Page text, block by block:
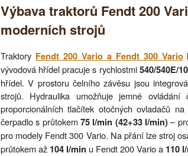
Výbava traktorů Fendt 200
moderních strojů
Traktory Fendt 200 Vario a Fendt 300 Vario
vývodová hřídel pracuje s rychlostmi540/540E/
hřídel. V prostoru čelního závěsu jsou
strojů. Hydraulika umožňuje jemné
proporcionálních tlačítek otočných ovladačů
čerpadlo s průtokem75 l/min (42+33 l/min)–
pro modely Fendt 300 Vario. Na přání lze stroj
průtokem až 104 l/min u Fendt 200 Vario a 110